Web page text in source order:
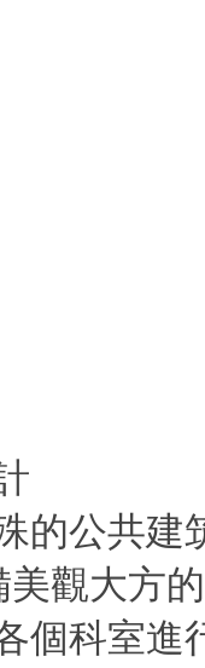
公共建
美觀大方
個科室進